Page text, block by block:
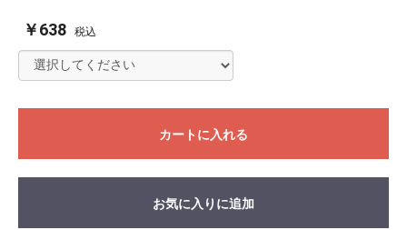
￥638 税込
カートに入れる
お気に入りに追加